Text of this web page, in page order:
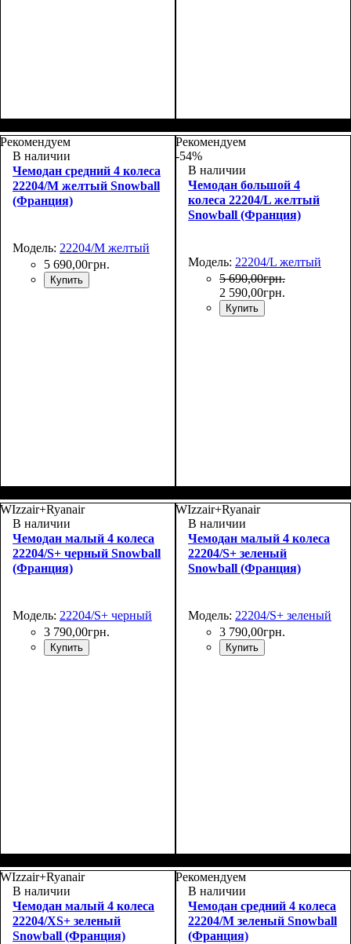
48х30х20+5
55х37х20+5
Рекомендуем
В наличии
Чемодан средний 4 колеса
22204/M желтый Snowball
(Франция)
Модель: 22204/M желтый
5 690,00грн.
Купить
69х43х27+4
Рекомендуем
-54%
В наличии
Чемодан большой 4
колеса 22204/L желтый
Snowball (Франция)
Модель: 22204/L желтый
5 690,00грн.
2 590,00грн.
Купить
80х48х30+4
WIzzair+Ryanair
В наличии
Чемодан малый 4 колеса
22204/S+ черный Snowball
(Франция)
Модель: 22204/S+ черный
3 790,00грн.
Купить
55х37х20+4
WIzzair+Ryanair
В наличии
Чемодан малый 4 колеса
22204/S+ зеленый
Snowball (Франция)
Модель: 22204/S+ зеленый
3 790,00грн.
Купить
55х37х20+5
WIzzair+Ryanair
В наличии
Чемодан малый 4 колеса
22204/XS+ зеленый
Snowball (Франция)
Рекомендуем
В наличии
Чемодан средний 4 колеса
22204/M зеленый Snowball
(Франция)